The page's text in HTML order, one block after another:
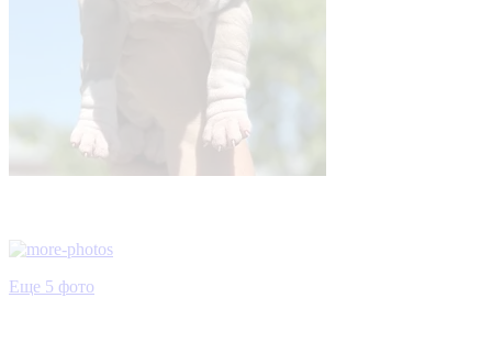
Еще 5 фото